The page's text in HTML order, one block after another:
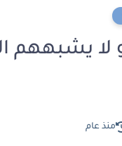
منذ عام